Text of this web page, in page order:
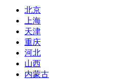
北京
上海
天津
重庆
河北
山西
内蒙古